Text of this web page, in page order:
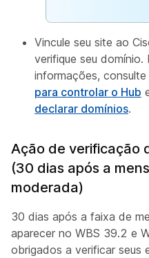
Vincule seu site ao
verifique seu domínio.
informações, consulte
para controlar o Hub
declarar domínios.
Ação de verificação
(30 dias após a
moderada)
30 dias após a faixa de
aparecer no WBS 39.2 e
obrigados a verificar seus